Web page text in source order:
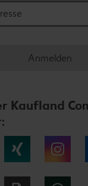
Anmelden
Kaufland